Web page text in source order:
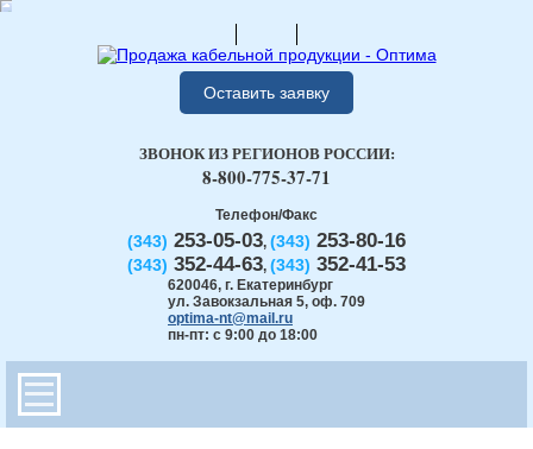
Оставить заявку
Телефон/Факс
(343) 253-05-03, (343) 253-80-16
(343) 352-44-63, (343) 352-41-53
620046, г. Екатеринбург
ул. Завокзальная 5, оф. 709
optima-nt@mail.ru
пн-пт: с 9:00 до 18:00
ЗВОНОК ИЗ РЕГИОНОВ РОССИИ:
8-800-775-37-71